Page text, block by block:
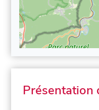
Présentation